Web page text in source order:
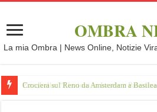
OMBRA
La mia Ombra | News Online, Notizie
Crociera sul Reno da Amsterdam a